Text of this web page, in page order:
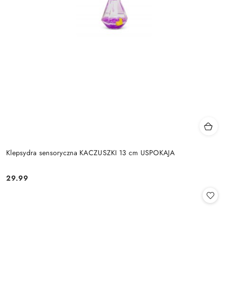
Klepsydra sensoryczna KACZUSZKI 13 cm USPOKAJA
Cena:
29.99